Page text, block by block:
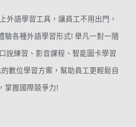
外語學習工具，讓員工不用出門，
驗各種外語學習形式! 舉凡一對一隨
說練習、影音課程、智能圖卡學習
數位學習方案，幫助員工更輕鬆自
掌握國際競爭力!